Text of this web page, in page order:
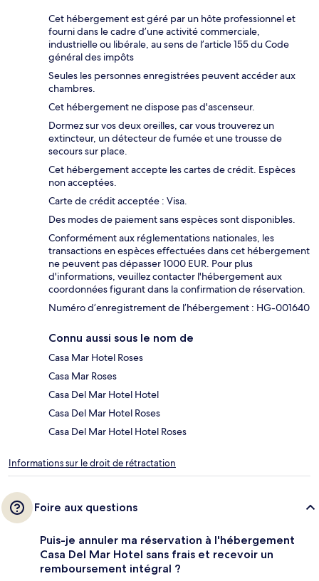
Cet hébergement est géré par un hôte professionnel et
fourni dans le cadre d’une activité commerciale,
industrielle ou libérale, au sens de l’article 155 du Code
général des impôts
Seules les personnes enregistrées peuvent accéder aux
chambres.
Cet hébergement ne dispose pas d'ascenseur.
Dormez sur vos deux oreilles, car vous trouverez un
extincteur, un détecteur de fumée et une trousse de
secours sur place.
Cet hébergement accepte les cartes de crédit. Espèces
non acceptées.
Carte de crédit acceptée : Visa.
Des modes de paiement sans espèces sont disponibles.
Conformément aux réglementations nationales, les
transactions en espèces effectuées dans cet hébergement
ne peuvent pas dépasser 1000 EUR. Pour plus
d'informations, veuillez contacter l'hébergement aux
coordonnées figurant dans la confirmation de réservation.
Numéro d’enregistrement de l’hébergement : HG-001640
Connu aussi sous le nom de
Casa Mar Hotel Roses
Casa Mar Roses
Casa Del Mar Hotel Hotel
Casa Del Mar Hotel Roses
Casa Del Mar Hotel Hotel Roses
Informations sur le droit de rétractation
Foire aux questions
Puis-je annuler ma réservation à l'hébergement
Casa Del Mar Hotel sans frais et recevoir un
remboursement intégral ?